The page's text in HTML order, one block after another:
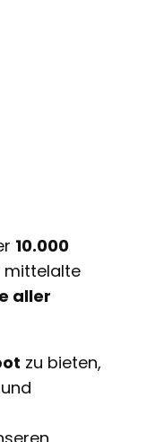
10.000
mittelalte
aller
zu bieten,